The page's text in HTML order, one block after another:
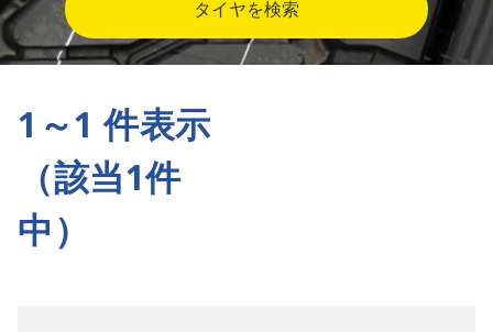
タイヤを検索
1～1 件表示
（該当1件
中）